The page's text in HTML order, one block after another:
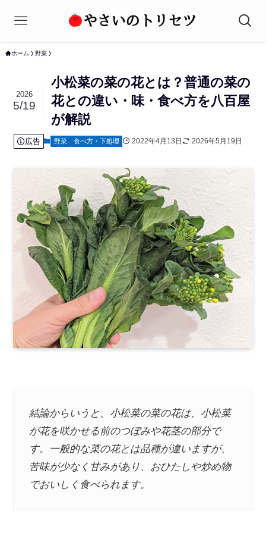
ホーム 野菜
小松菜の菜の花とは？普通の菜の
花との違い・味・食べ方を八百屋
が解説
2026
5/19
広告 野菜 食べ方・下処理 2022年4月13日 2026年5月19日
結論からいうと、小松菜の菜の花は、小松菜
が花を咲かせる前のつぼみや花茎の部分で
す。一般的な菜の花とは品種が違いますが、
苦味が少なく甘みがあり、おひたしや炒め物
でおいしく食べられます。